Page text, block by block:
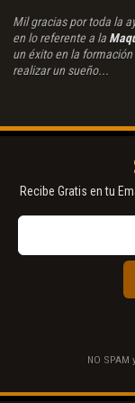
Mil gracias por toda la
en lo referente a la
un éxito en la
realizar un sueño...
Recibe Gratis en tu
NO